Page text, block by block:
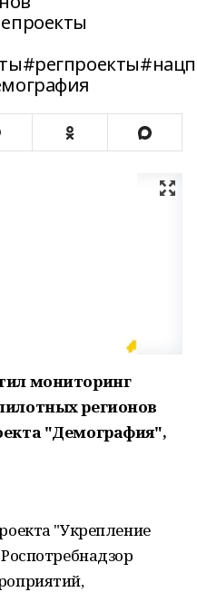
мониторинг
регионов
"Демография",
"Укрепление